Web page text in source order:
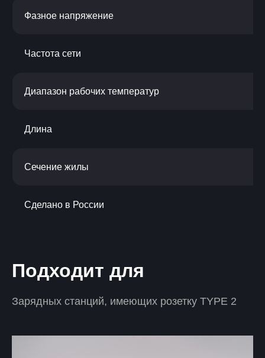
Фазное напряжение
Частота сети
Диапазон рабочих температур
Длина
Сечение жилы
Сделано в России
Подходит для
Зарядных станций, имеющих розетку TYPE 2